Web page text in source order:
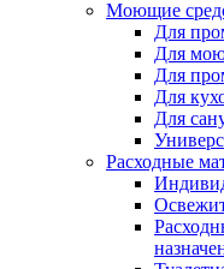
Моющие
Для
Для
Для
Для
Для
Расходные